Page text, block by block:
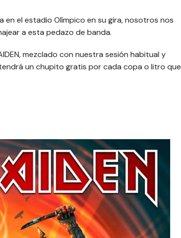
en el estadio Olímpico en su gira, nosotros nos
a esta pedazo de banda.
mezclado con nuestra sesión habitual y
un chupito gratis por cada copa o litro que